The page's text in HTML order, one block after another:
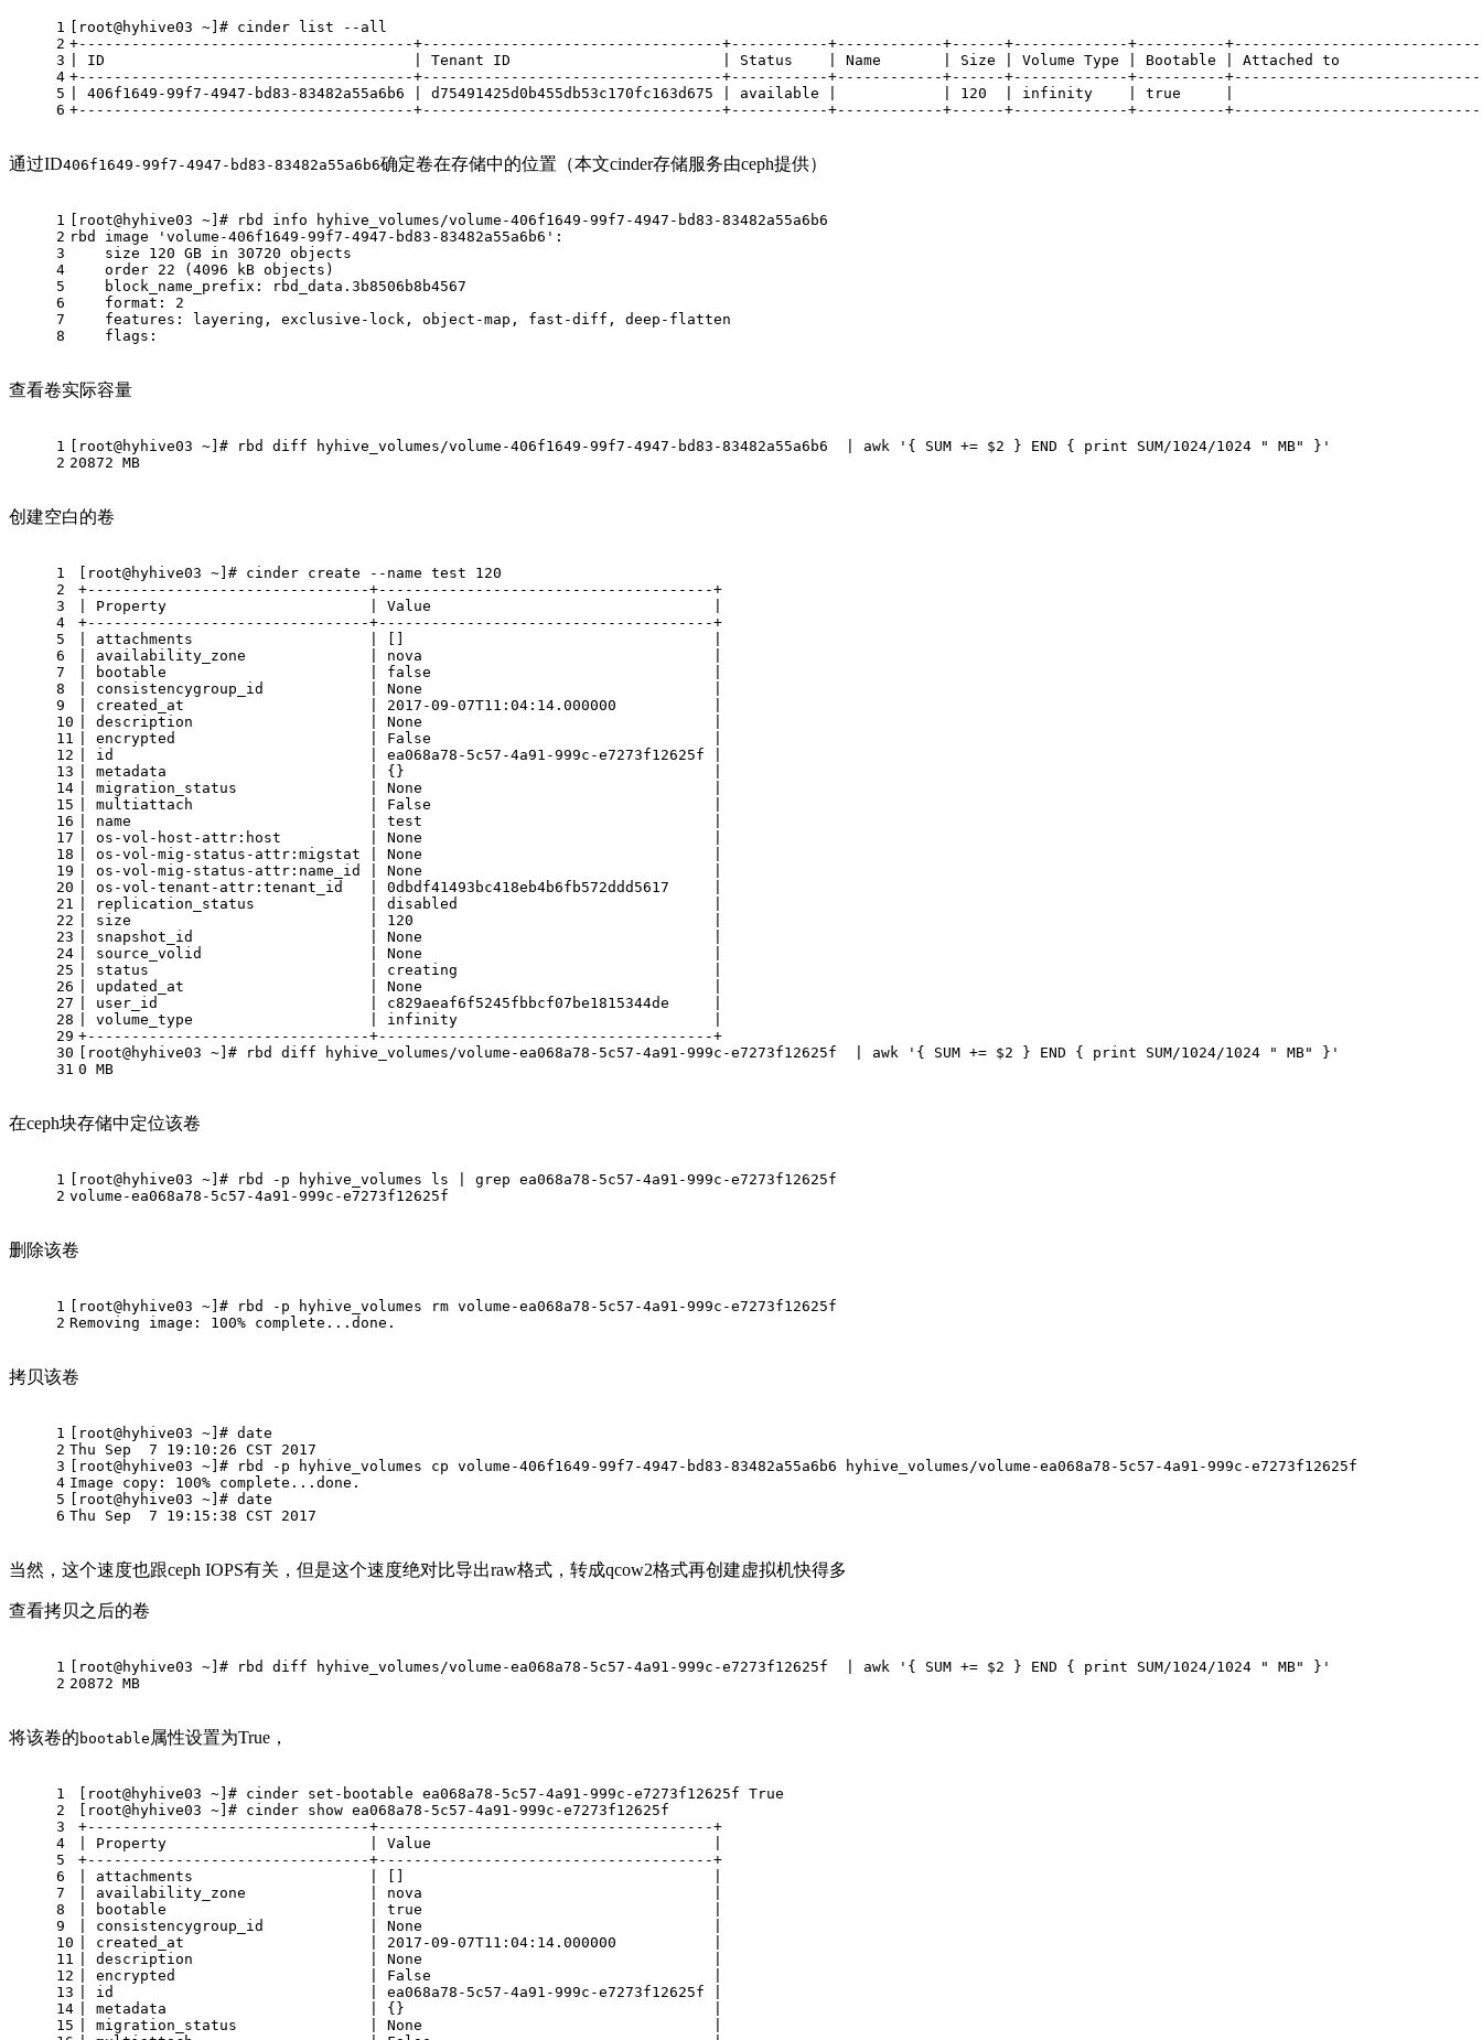
1
2
3
4
5
6
[root@hyhive03 ~]# cinder list --all
+--------------------------------------+----------------------------------+-----------+------------+------+-------------+----------
| ID                                   | Tenant ID                        | Status    | Name       | Size | Volume Type | Bootable | Attached to
+--------------------------------------+----------------------------------+-----------+------------+------+-------------+----------
| 406f1649-99f7-4947-bd83-83482a55a6b6 | d75491425d0b455db53c170fc163d675 | available |            | 120  | infinity    | true     |
+--------------------------------------+----------------------------------+-----------+------------+------+-------------+----------
通过ID406f1649-99f7-4947-bd83-83482a55a6b6确定卷在存储中的位置（本文cinder存储服务由ceph提供）
1
2
3
4
5
6
7
8
[root@hyhive03 ~]# rbd info hyhive_volumes/volume-406f1649-99f7-4947-bd83-83482a55a6b6
rbd image 'volume-406f1649-99f7-4947-bd83-83482a55a6b6':
    size 120 GB in 30720 objects
    order 22 (4096 kB objects)
    block_name_prefix: rbd_data.3b8506b8b4567
    format: 2
    features: layering, exclusive-lock, object-map, fast-diff, deep-flatten
    flags:
查看卷实际容量
1
2
[root@hyhive03 ~]# rbd diff hyhive_volumes/volume-406f1649-99f7-4947-bd83-83482a55a6b6  | awk '{ SUM += $2 } END { print SUM/1024/1024 " MB" }'
20872 MB
创建空白的卷
1
2
3
4
5
6
7
8
9
10
11
12
13
14
15
16
17
18
19
20
21
22
23
24
25
26
27
28
29
30
31
[root@hyhive03 ~]# cinder create --name test 120
+--------------------------------+--------------------------------------+
| Property                       | Value                                |
+--------------------------------+--------------------------------------+
| attachments                    | []                                   |
| availability_zone              | nova                                 |
| bootable                       | false                                |
| consistencygroup_id            | None                                 |
| created_at                     | 2017-09-07T11:04:14.000000           |
| description                    | None                                 |
| encrypted                      | False                                |
| id                             | ea068a78-5c57-4a91-999c-e7273f12625f |
| metadata                       | {}                                   |
| migration_status               | None                                 |
| multiattach                    | False                                |
| name                           | test                                 |
| os-vol-host-attr:host          | None                                 |
| os-vol-mig-status-attr:migstat | None                                 |
| os-vol-mig-status-attr:name_id | None                                 |
| os-vol-tenant-attr:tenant_id   | 0dbdf41493bc418eb4b6fb572ddd5617     |
| replication_status             | disabled                             |
| size                           | 120                                  |
| snapshot_id                    | None                                 |
| source_volid                   | None                                 |
| status                         | creating                             |
| updated_at                     | None                                 |
| user_id                        | c829aeaf6f5245fbbcf07be1815344de     |
| volume_type                    | infinity                             |
+--------------------------------+--------------------------------------+
[root@hyhive03 ~]# rbd diff hyhive_volumes/volume-ea068a78-5c57-4a91-999c-e7273f12625f  | awk '{ SUM += $2 } END { print SUM/1024/1024 " MB" }'
0 MB
在ceph块存储中定位该卷
1
2
[root@hyhive03 ~]# rbd -p hyhive_volumes ls | grep ea068a78-5c57-4a91-999c-e7273f12625f
volume-ea068a78-5c57-4a91-999c-e7273f12625f
删除该卷
1
2
[root@hyhive03 ~]# rbd -p hyhive_volumes rm volume-ea068a78-5c57-4a91-999c-e7273f12625f
Removing image: 100% complete...done.
拷贝该卷
1
2
3
4
5
6
[root@hyhive03 ~]# date
Thu Sep  7 19:10:26 CST 2017
[root@hyhive03 ~]# rbd -p hyhive_volumes cp volume-406f1649-99f7-4947-bd83-83482a55a6b6 hyhive_volumes/volume-ea068a78-5c57-4a91-999c-e7273f12625f
Image copy: 100% complete...done.
[root@hyhive03 ~]# date
Thu Sep  7 19:15:38 CST 2017
当然，这个速度也跟ceph IOPS有关，但是这个速度绝对比导出raw格式，转成qcow2格式再创建虚拟机快得多
查看拷贝之后的卷
1
2
[root@hyhive03 ~]# rbd diff hyhive_volumes/volume-ea068a78-5c57-4a91-999c-e7273f12625f  | awk '{ SUM += $2 } END { print SUM/1024/1024 " MB" }'
20872 MB
将该卷的 bootable 属性设置为True，
1
2
3
4
5
6
7
8
9
10
11
12
13
14
15
[root@hyhive03 ~]# cinder set-bootable ea068a78-5c57-4a91-999c-e7273f12625f True
[root@hyhive03 ~]# cinder show ea068a78-5c57-4a91-999c-e7273f12625f
+--------------------------------+--------------------------------------+
| Property                       | Value                                |
+--------------------------------+--------------------------------------+
| attachments                    | []                                   |
| availability_zone              | nova                                 |
| bootable                       | true                                 |
| consistencygroup_id            | None                                 |
| created_at                     | 2017-09-07T11:04:14.000000           |
| description                    | None                                 |
| encrypted                      | False                                |
| id                             | ea068a78-5c57-4a91-999c-e7273f12625f |
| metadata                       | {}                                   |
| migration_status               | None                                 |